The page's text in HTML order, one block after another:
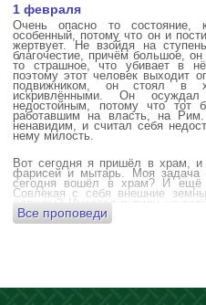
1 февраля
Очень опасно то состояние,
особенный, потому что он и
жертвует. Не взойдя на
благочестие, причём большое,
то страшное, что убивает в
поэтому этот человек
подвижником, он стоял
искривлёнными. Он
недостойным, потому что тот
работавшим на власть, на
ненавидим, и считал себя
нему милость.
Вот сегодня я пришёл в храм,
фарисей и мытарь. Моя задача
сегодня вошёл в храм? И
Совлекая с себя внешние
одежды? Имеется в виду не
есть помыслы.
сердца?
Все проповеди